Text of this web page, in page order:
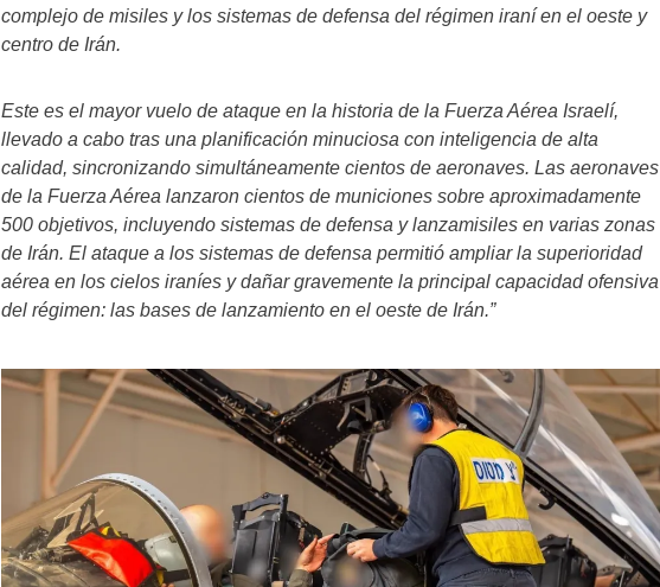
complejo de misiles y los sistemas de defensa del régimen iraní en el oeste y
centro de Irán.
Este es el mayor vuelo de ataque en la historia de la Fuerza Aérea Israelí,
llevado a cabo tras una planificación minuciosa con inteligencia de alta
calidad, sincronizando simultáneamente cientos de aeronaves. Las aeronaves
de la Fuerza Aérea lanzaron cientos de municiones sobre aproximadamente
500 objetivos, incluyendo sistemas de defensa y lanzamisiles en varias zonas
de Irán. El ataque a los sistemas de defensa permitió ampliar la superioridad
aérea en los cielos iraníes y dañar gravemente la principal capacidad ofensiva
del régimen: las bases de lanzamiento en el oeste de Irán.”